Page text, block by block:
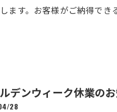
ます。お客様がご納得で
デンウィーク休業の
28